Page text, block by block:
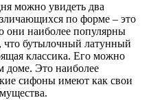
можно увидеть два
по форме – это
наиболее популярны
что бутылочный латунный
классика. Его можно
доме. Это наиболее
сифоны имеют как свои